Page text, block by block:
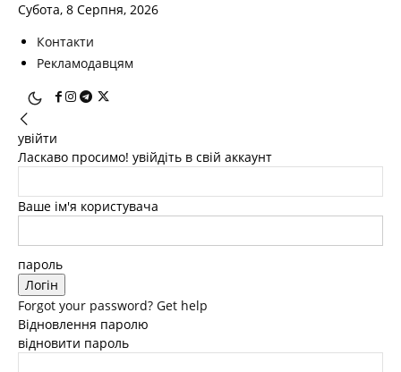
Субота, 8 Серпня, 2026
Контакти
Рекламодавцям
увійти
Ласкаво просимо! увійдіть в свій аккаунт
Ваше ім'я користувача
пароль
Forgot your password? Get help
Відновлення паролю
відновити пароль